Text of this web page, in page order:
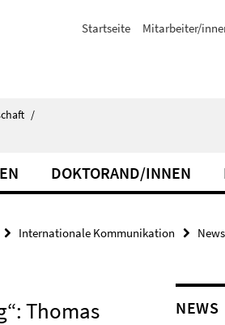
Startseite Mitarbeiter/
/
DOKTORAND/INNEN
Internationale Kommunikation News
Thomas
NEWS